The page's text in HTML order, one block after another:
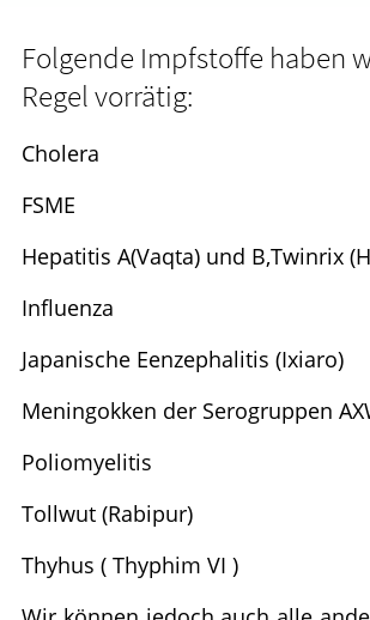
Ratgeber
Krankheiten & Therapie
HOMÖOPATHIE
ELTERN UND KIND
Folgende Impfstoffe haben
Regel vorrätig:
Cholera
FSME
Hepatitis A(Vaqta) und B,Twinrix
Influenza
Japanische Eenzephalitis (Ixiaro)
Meningokken der Serogruppen
Poliomyelitis
Tollwut (Rabipur)
Thyhus ( Thyphim VI )